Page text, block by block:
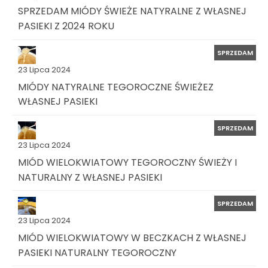
SPRZEDAM MIÓDY ŚWIEŻE NATYRALNE Z WŁASNEJ
PASIEKI Z 2024 ROKU
23 Lipca 2024
SPRZEDAM
MIÓDY NATYRALNE TEGOROCZNE ŚWIEŻEZ
WŁASNEJ PASIEKI
23 Lipca 2024
SPRZEDAM
MIÓD WIELOKWIATOWY TEGOROCZNY ŚWIEŻY I
NATURALNY Z WŁASNEJ PASIEKI
23 Lipca 2024
SPRZEDAM
MIÓD WIELOKWIATOWY W BECZKACH Z WŁASNEJ
PASIEKI NATURALNY TEGOROCZNY